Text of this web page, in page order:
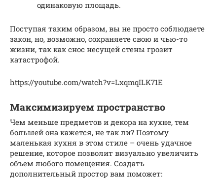
одинаковую площадь.
Поступая таким образом, вы не просто соблюдаете
закон, но, возможно, сохраняете свою и чью-то
жизни, так как снос несущей стены грозит
катастрофой.
https://youtube.com/watch?v=LxqmqILK71E
Максимизируем пространство
Чем меньше предметов и декора на кухне, тем
большей она кажется, не так ли? Поэтому
маленькая кухня в этом стиле – очень удачное
решение, которое позволит визуально увеличить
объем любого помещения. Создать
дополнительный простор вам поможет: